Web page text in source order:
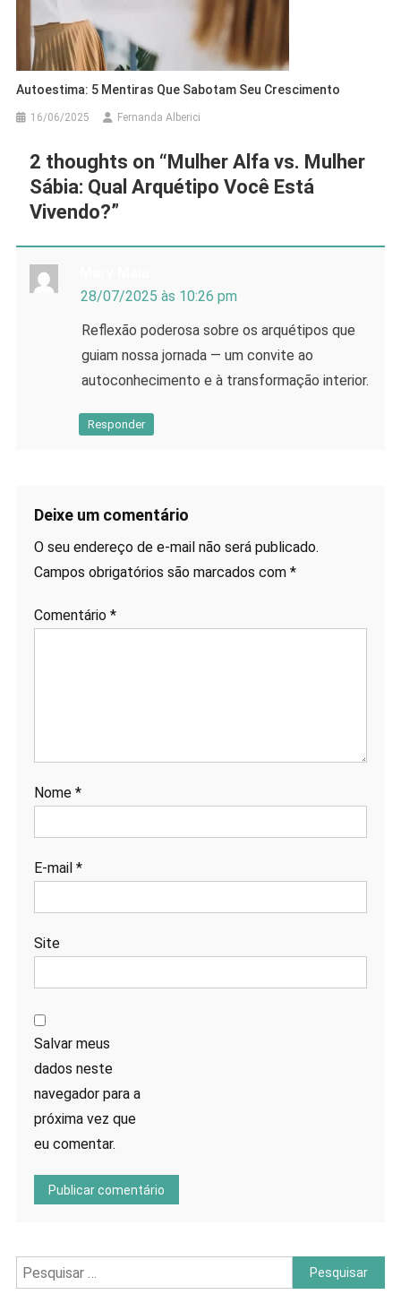
Autoestima: 5 Mentiras Que Sabotam Seu Crescimento
16/06/2025 Fernanda Alberici
2 thoughts on “ Mulher Alfa vs. Mulher
Sábia: Qual Arquétipo Você Está
Vivendo?”
28/07/2025 às 10:26 pm
Reflexão poderosa sobre os arquétipos que
guiam nossa jornada — um convite ao
autoconhecimento e à transformação interior.
Responder
Deixe um comentário
O seu endereço de e-mail não será publicado.
Campos obrigatórios são marcados com *
Comentário *
Nome *
E-mail *
Site
Salvar meus
dados neste
navegador para a
próxima vez que
eu comentar.
Pesquisar
por: